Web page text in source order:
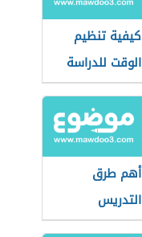
كيفية تنظيم
الوقت للدراسة
أهم طرق
التدريس